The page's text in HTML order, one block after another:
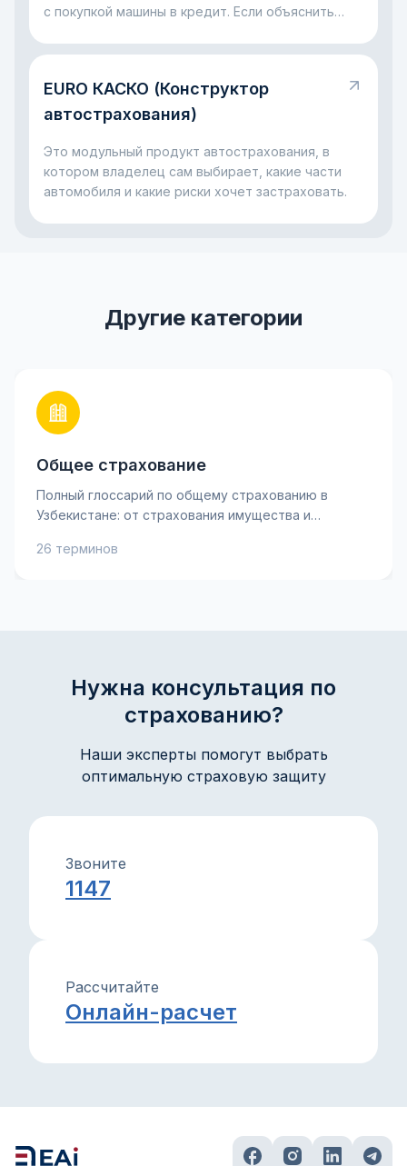
с покупкой машины в кредит. Если объяснить
и хочет быть уверен, что с ним и с выплатами
автокредитом часто появляется страховка: она
помогает снизить риски для банка и для самого
неприятность.
EURO КАСКО (Конструктор
автострахования)
Это модульный продукт автострахования, в
котором владелец сам выбирает, какие части
автомобиля и какие риски хочет застраховать.
Другие категории
Общее страхование
Полный глоссарий по общему страхованию в
Узбекистане: от страхования имущества и
рисков. Узнайте ключевые термины, такие как
26 терминов
Нужна консультация по
страхованию?
Наши эксперты помогут выбрать
оптимальную страховую защиту
Звоните
1147
Рассчитайте
Онлайн-расчет